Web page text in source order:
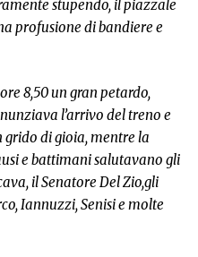
stupendo, il piazzale
profusione di bandiere e
8,50 un gran petardo,
l’arrivo del treno e
grido di gioia, mentre la
e battimani salutavano gli
il Senatore Del Zio,gli
Iannuzzi, Senisi e molte